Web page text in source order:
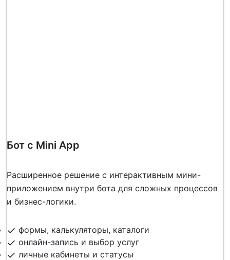
Бот с Mini App
Расширенное решение с интерактивным мини-
приложением внутри бота для сложных процессов
и бизнес-логики.
формы, калькуляторы, каталоги
онлайн-запись и выбор услуг
личные кабинеты и статусы